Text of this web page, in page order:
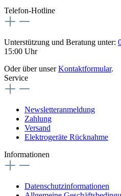
Telefon-Hotline
Unterstützung und Beratung unter:
15:00 Uhr
Oder über unserKontaktformular.
Service
Newsletteranmeldung
Zahlung
Versand
Elektrogeräte Rücknahme
Informationen
Datenschutzinformationen